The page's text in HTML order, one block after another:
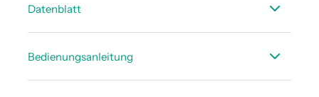
Datenblatt
Software V2 / Cloud Solution
Bedienungsanleitung